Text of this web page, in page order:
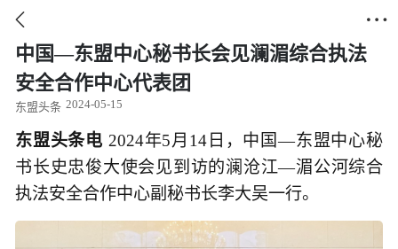
 
中国—东盟中心秘书长会见澜湄综合执法
安全合作中心代表团
东盟头条 2024-05-15
东盟头条电 2024年5月14日，中国—东盟中心秘
书长史忠俊大使会见到访的澜沧江—湄公河综合
执法安全合作中心副秘书长李大吴一行。